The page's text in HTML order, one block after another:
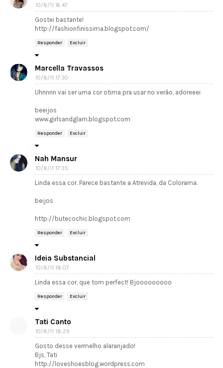
10/8/11 16:47
Gostei bastante!
http://fashionfinissima.blogspot.com/
Responder Excluir
Marcella Travassos
10/8/11 17:30
Uhnnnn vai ser uma cor otima pra usar no verão, adoreeei
beeijos
www.girlsandglam.blogspot.com
Responder Excluir
Nah Mansur
10/8/11 17:35
Linda essa cor. Parece bastante a Atrevida, da Colorama.
beijos
http://butecochic.blogspot.com
Responder Excluir
Ideia Substancial
10/8/11 18:07
Linda essa cor, que tom perfect! Bjooooooooo
Responder Excluir
Tati Canto
10/8/11 18:29
Gosto desse vermelho alaranjado!
Bjs, Tati
http://loveshoesblog.wordpress.com